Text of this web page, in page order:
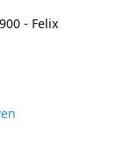
- Felix